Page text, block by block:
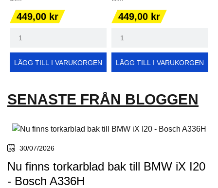
Pris
449,00 kr
LÄGG TILL I VARUKORGEN
Pris
449,00 kr
LÄGG TILL I VARUKORGEN
SENASTE FRÅN BLOGGEN
30/07/2026
Nu finns torkarblad bak till BMW iX I20
- Bosch A336H